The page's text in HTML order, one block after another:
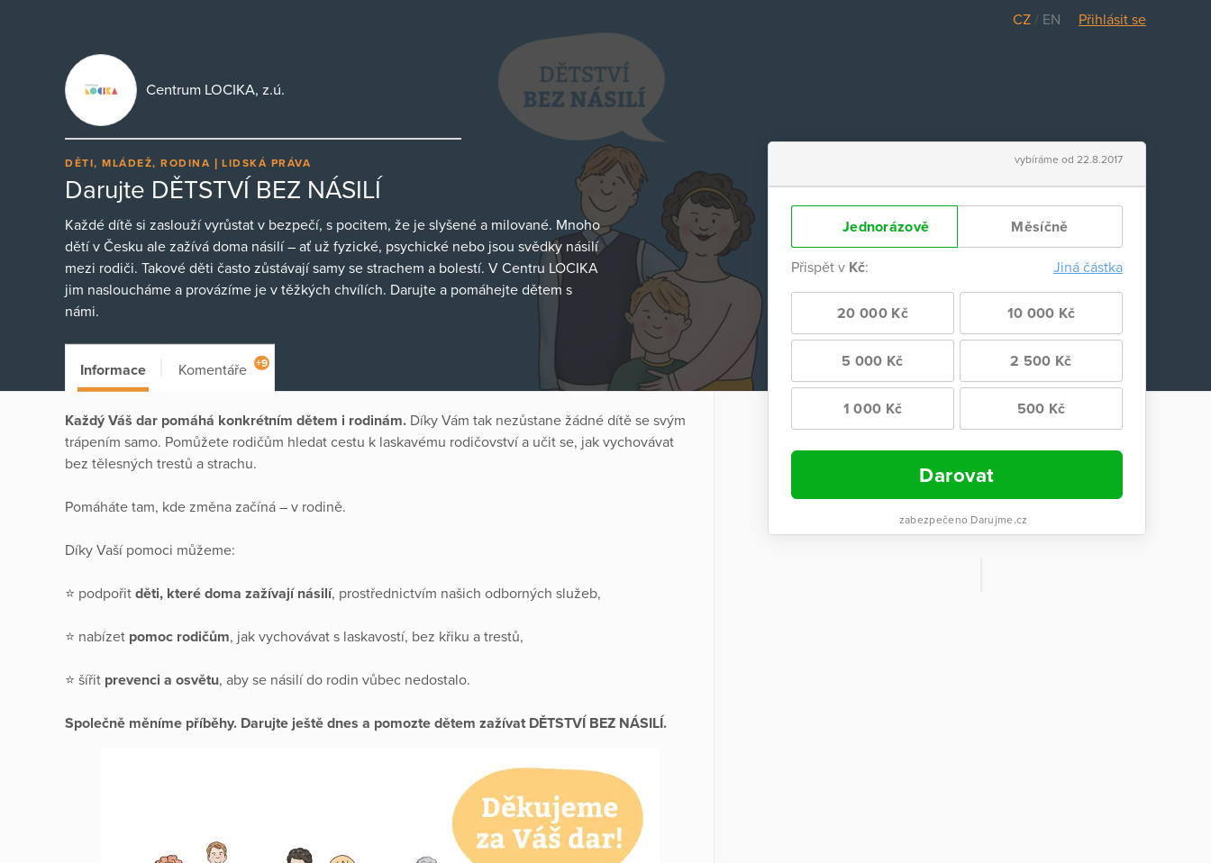
CZ / EN Přihlásit se
Centrum LOCIKA, z.ú.
DĚTI, MLÁDEŽ, RODINA LIDSKÁ PRÁVA
Darujte DĚTSTVÍ BEZ NÁSILÍ
Každé dítě si zaslouží vyrůstat v bezpečí, s pocitem, že je slyšené a milované. Mnoho
dětí v Česku ale zažívá doma násilí – ať už fyzické, psychické nebo jsou svědky násilí
mezi rodiči. Takové děti často zůstávají samy se strachem a bolestí. V Centru LOCIKA
jim nasloucháme a provázíme je v těžkých chvílích. Darujte a pomáhejte dětem s
námi.
vybíráme od 22.8.2017
Jednorázově Měsíčně
Přispět v Kč: Jiná částka
20 000 Kč 10 000 Kč
5 000 Kč 2 500 Kč
1 000 Kč 500 Kč
Darovat
zabezpečeno Darujme.cz
Informace Komentáře +9
Každý Váš dar pomáhá konkrétním dětem i rodinám. Díky Vám tak nezůstane žádné dítě se svým
trápením samo. Pomůžete rodičům hledat cestu k laskavému rodičovství a učit se, jak vychovávat
bez tělesných trestů a strachu.
Pomáháte tam, kde změna začíná – v rodině.
Díky Vaší pomoci můžeme:
⭐️ podpořit děti, které doma zažívají násilí, prostřednictvím našich odborných služeb,
⭐️ nabízet pomoc rodičům, jak vychovávat s laskavostí, bez křiku a trestů,
⭐️ šířit prevenci a osvětu, aby se násilí do rodin vůbec nedostalo.
Společně měníme příběhy. Darujte ještě dnes a pomozte dětem zažívat DĚTSTVÍ BEZ NÁSILÍ.